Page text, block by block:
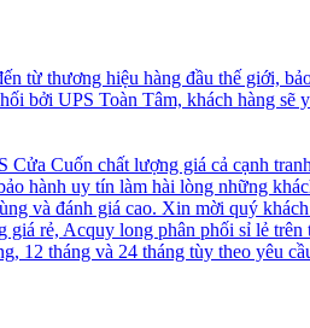
từ thương hiệu hàng đầu thế giới,
bởi UPS Toàn Tâm, khách hàng
Cuốn chất lượng giá cả cạnh
hành uy tín làm hài lòng những
và đánh giá cao. Xin mời quý
rẻ, Acquy long phân phối sỉ lẻ
12 tháng và 24 tháng tùy theo yêu